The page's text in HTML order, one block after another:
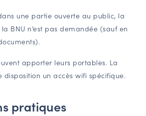
une partie ouverte au public, la
BNU n’est pas demandée (sauf en
apporter leurs portables. La
disposition un accès wifi spécifique.
pratiques